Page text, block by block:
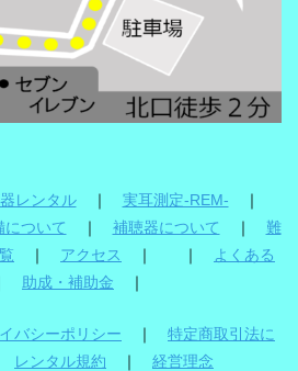
レンタル｜ 実耳測定-REM- ｜
について ｜ 補聴器について ｜ 難
｜ アクセス ｜ ｜
よくある
助成・補助金 ｜
バシーポリシー ｜ 特定商取引法に
レンタル規約 ｜ 経営理念